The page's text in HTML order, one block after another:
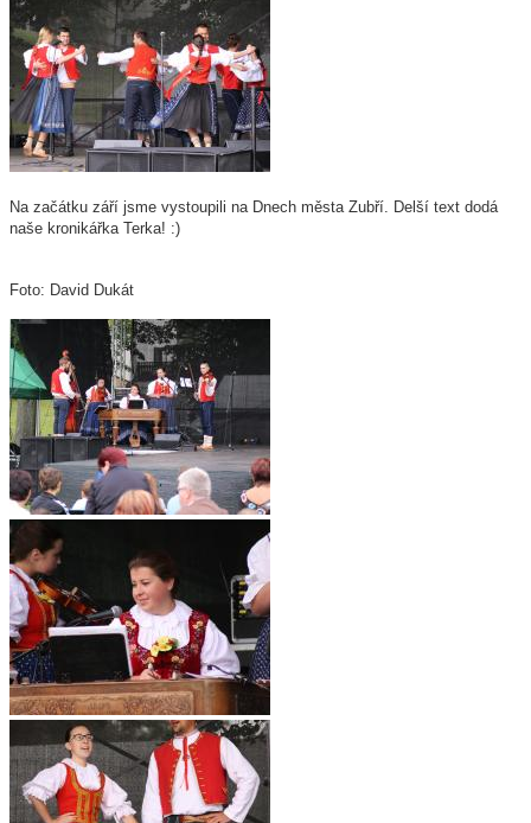
Na začátku září jsme vystoupili na Dnech města Zubří. Delší text dodá
naše kronikářka Terka! :)
Foto: David Dukát